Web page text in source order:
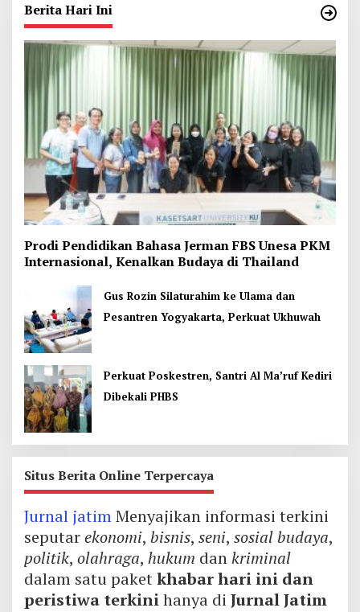
Berita Hari Ini
Prodi Pendidikan Bahasa Jerman FBS Unesa PKM
Internasional, Kenalkan Budaya di Thailand
Gus Rozin Silaturahim ke Ulama dan
Pesantren Yogyakarta, Perkuat Ukhuwah
Perkuat Poskestren, Santri Al Ma’ruf Kediri
Dibekali PHBS
Situs Berita Online Terpercaya
Jurnal jatimMenyajikan informasi terkini
seputarekonomi, bisnis, seni, sosial budaya,
politik, olahraga, hukum dankriminal
dalam satu paketkhabar hari ini dan
peristiwa terkinihanya di Jurnal Jatim